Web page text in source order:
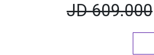
609.000
JD